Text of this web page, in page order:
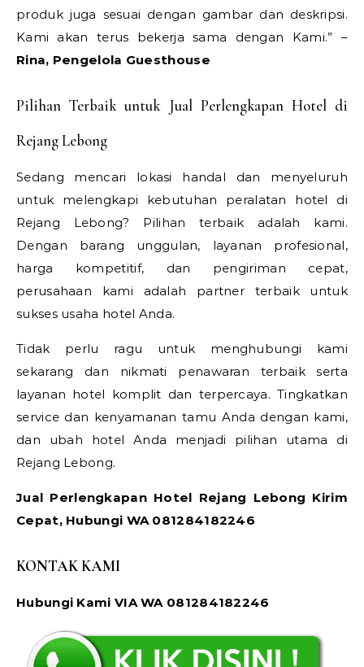
produk juga sesuai dengan gambar dan deskripsi.
Kami akan terus bekerja sama dengan Kami.” –
Rina, Pengelola Guesthouse
Pilihan Terbaik untuk Jual Perlengkapan Hotel di
Rejang Lebong
Sedang mencari lokasi handal dan menyeluruh
untuk melengkapi kebutuhan peralatan hotel di
Rejang Lebong? Pilihan terbaik adalah kami.
Dengan barang unggulan, layanan profesional,
harga kompetitif, dan pengiriman cepat,
perusahaan kami adalah partner terbaik untuk
sukses usaha hotel Anda.
Tidak perlu ragu untuk menghubungi kami
sekarang dan nikmati penawaran terbaik serta
layanan hotel komplit dan terpercaya. Tingkatkan
service dan kenyamanan tamu Anda dengan kami,
dan ubah hotel Anda menjadi pilihan utama di
Rejang Lebong.
Jual Perlengkapan Hotel Rejang Lebong Kirim
Cepat, Hubungi WA 081284182246
KONTAK KAMI
Hubungi Kami VIA WA 081284182246